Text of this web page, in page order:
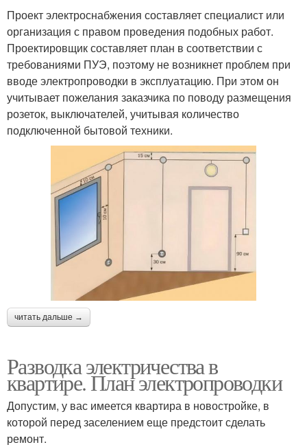
Проект электроснабжения составляет специалист или
организация с правом проведения подобных работ.
Проектировщик составляет план в соответствии с
требованиями ПУЭ, поэтому не возникнет проблем при
вводе электропроводки в эксплуатацию. При этом он
учитывает пожелания заказчика по поводу размещения
розеток, выключателей, учитывая количество
подключенной бытовой техники.
читать дальше →
Разводка электричества в
квартире. План электропроводки
Допустим, у вас имеется квартира в новостройке, в
которой перед заселением еще предстоит сделать
ремонт.